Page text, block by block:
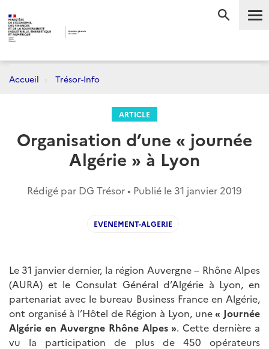
Accueil Trésor-Info
ARTICLE
Organisation d’une « journée
Algérie » à Lyon
Rédigé par DG Trésor • Publié le 31 janvier 2019
EVENEMENT-ALGERIE
Le 31 janvier dernier, la région Auvergne – Rhône Alpes
(AURA) et le Consulat Général d’Algérie à Lyon, en
partenariat avec le bureau Business France en Algérie,
ont organisé à l’Hôtel de Région à Lyon, une« Journée
Algérie en Auvergne Rhône Alpes ». Cette dernière a
vu la participation de plus de 450 opérateurs